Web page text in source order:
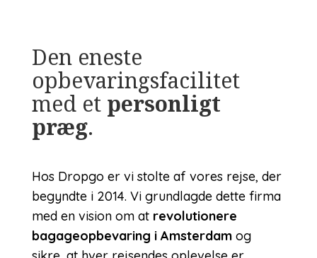
Den eneste
opbevaringsfacilitet
med et personligt
præg.
Hos Dropgo er vi stolte af vores rejse, der
begyndte i 2014. Vi grundlagde dette firma
med en vision om at revolutionere
bagageopbevaring i Amsterdamog